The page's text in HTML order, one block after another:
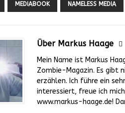
MEDIABOOK NAMELESS MEDIA
Über Markus Haage
Mein Name ist Markus
Zombie-Magazin. Es gibt
erzählen. Ich führe ein
interessiert, freue ich
www.markus-haage.de!